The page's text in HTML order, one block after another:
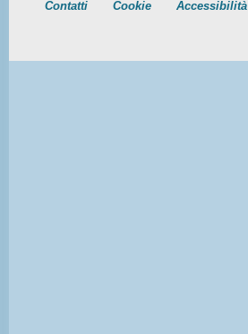
Contatti Cookie Accessibilità